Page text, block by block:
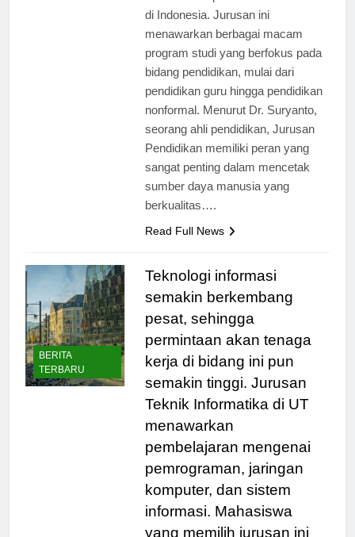
diminati oleh para calon mahasiswa
di Indonesia. Jurusan ini
menawarkan berbagai macam
program studi yang berfokus pada
bidang pendidikan, mulai dari
pendidikan guru hingga pendidikan
nonformal. Menurut Dr. Suryanto,
seorang ahli pendidikan, Jurusan
Pendidikan memiliki peran yang
sangat penting dalam mencetak
sumber daya manusia yang
BERITA
TERBARU
Teknologi informasi
semakin berkembang
pesat, sehingga
permintaan akan tenaga
kerja di bidang ini pun
semakin tinggi. Jurusan
Teknik Informatika di UT
menawarkan
pembelajaran mengenai
pemrograman, jaringan
komputer, dan sistem
informasi. Mahasiswa